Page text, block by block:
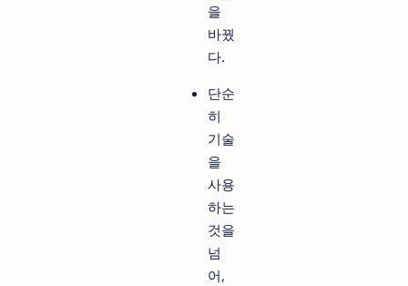
을
바꿨
다.
단순
히
기술
을
사용
하는
것을
넘
어,